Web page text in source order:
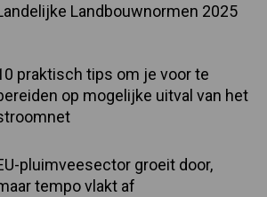
Landbouwnormen 2025
praktisch tips om je voor te
op mogelijke uitval van het
pluimveesector groeit door,
tempo vlakt af